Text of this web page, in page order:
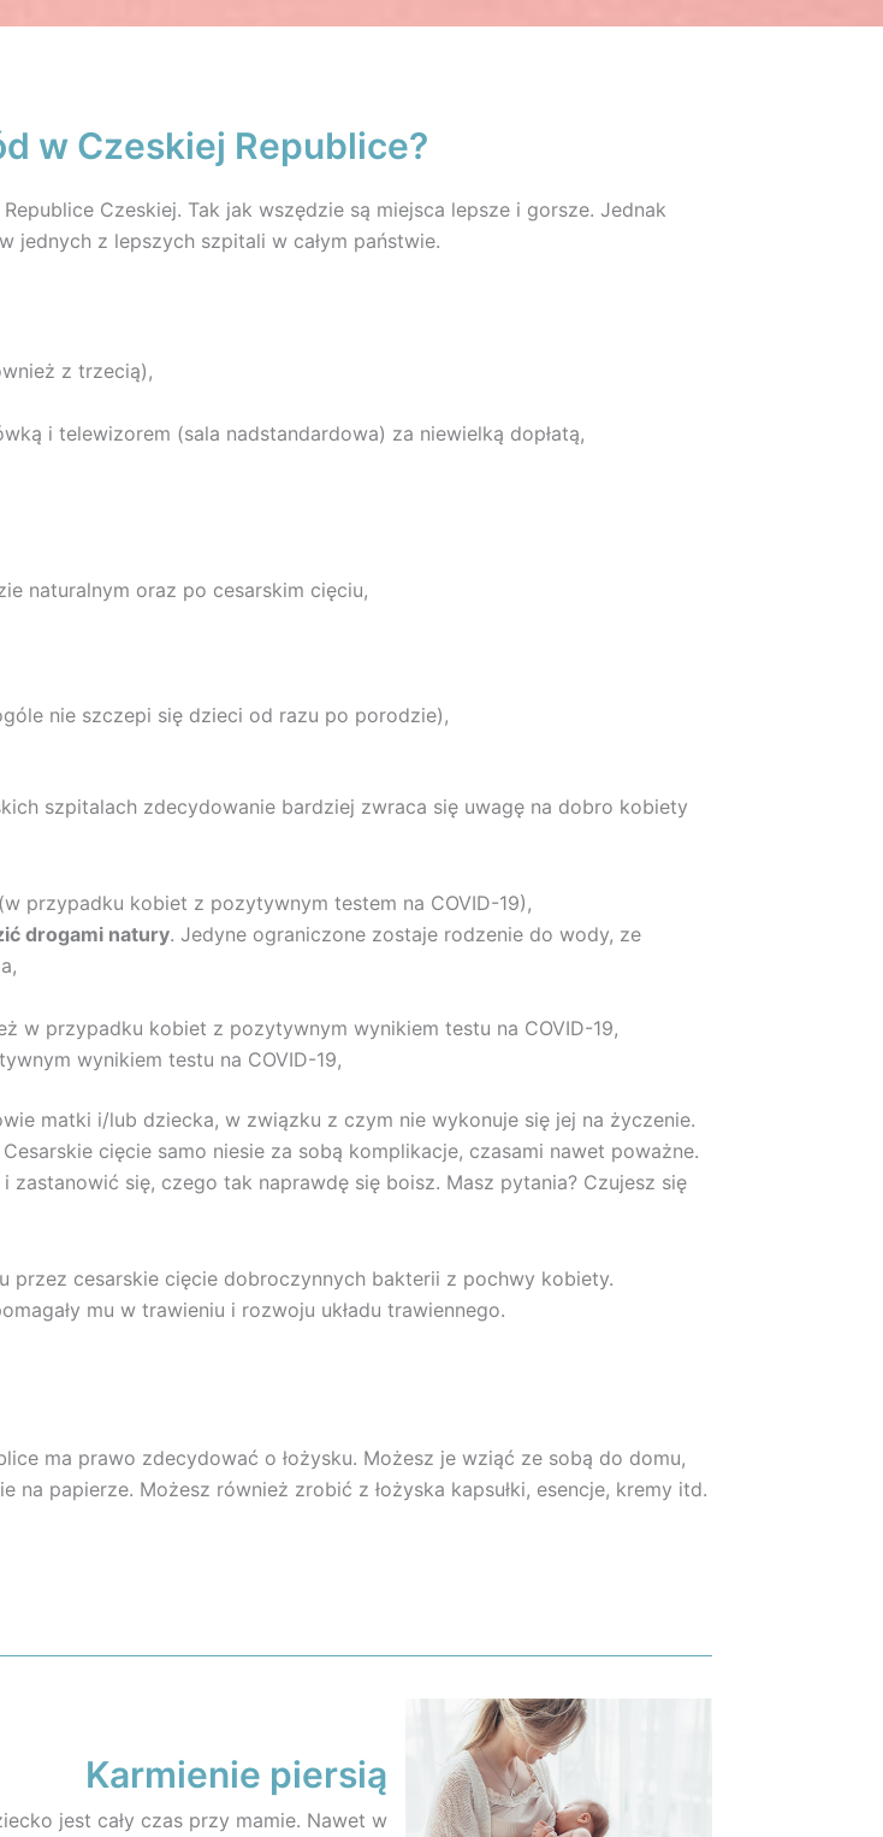
w Czeskiej Republice?
Czeskiej. Tak jak wszędzie są miejsca lepsze i gorsze. Jednak
jednych z lepszych szpitali w całym państwie.
z trzecią),
i telewizorem (sala nadstandardowa) za niewielką dopłatą,
naturalnym oraz po cesarskim cięciu,
nie szczepi się dzieci od razu po porodzie),
szpitalach zdecydowanie bardziej zwraca się uwagę na dobro kobiety
przypadku kobiet z pozytywnym testem na COVID-19),
drogami natury. Jedyne ograniczone zostaje rodzenie do wody, ze
w przypadku kobiet z pozytywnym wynikiem testu na COVID-19,
wynikiem testu na COVID-19,
matki i/lub dziecka, w związku z czym nie wykonuje się jej na życzenie.
cięcie samo niesie za sobą komplikacje, czasami nawet poważne.
się, czego tak naprawdę się boisz. Masz pytania? Czujesz się
przez cesarskie cięcie dobroczynnych bakterii z pochwy kobiety.
mu w trawieniu i rozwoju układu trawiennego.
ma prawo zdecydować o łożysku. Możesz je wziąć ze sobą do domu,
na papierze. Możesz również zrobić z łożyska kapsułki, esencje, kremy itd.
Karmienie piersią
jest cały czas przy mamie. Nawet w